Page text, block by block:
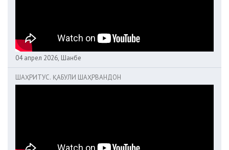
04 апрел 2026, Шанбе
ШАҲРИТУС. ҚАБУЛИ ШАҲРВАНДОН